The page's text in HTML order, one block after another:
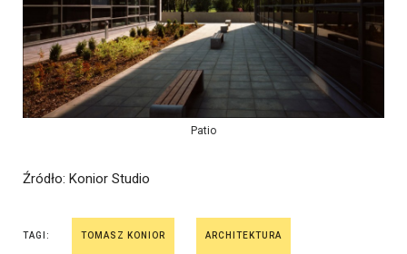
Patio
Źródło: Konior Studio
TAGI: TOMASZ KONIOR ARCHITEKTURA